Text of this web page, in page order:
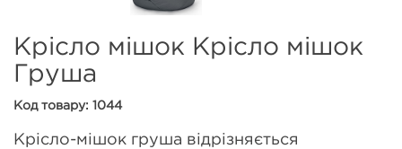
Крісло мішок Крісло мішок
Груша
Код товару: 1044
Крісло-мішок груша відрізняється